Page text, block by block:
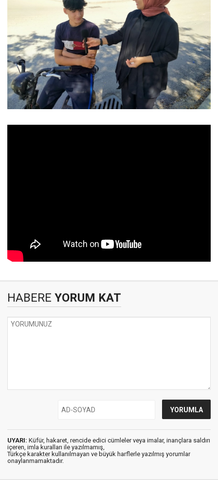
HABERE YORUM KAT
UYARI: Küfür, hakaret, rencide edici cümleler veya imalar, inançlara saldırı
içeren, imla kuralları ile yazılmamış,
Türkçe karakter kullanılmayan ve büyük harflerle yazılmış yorumlar
onaylanmamaktadır.